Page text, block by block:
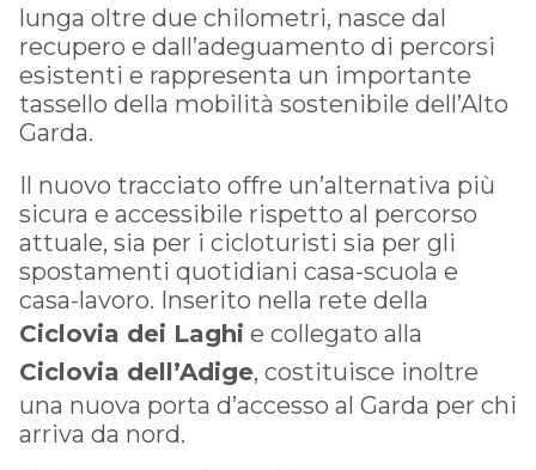
lunga oltre due chilometri, nasce dal
recupero e dall’adeguamento di percorsi
esistenti e rappresenta un importante
tassello della mobilità sostenibile dell’Alto
Garda.
Il nuovo tracciato offre un’alternativa più
sicura e accessibile rispetto al percorso
attuale, sia per i cicloturisti sia per gli
spostamenti quotidiani casa-scuola e
casa-lavoro. Inserito nella rete della
Ciclovia dei Laghi e collegato alla
Ciclovia dell’Adige, costituisce inoltre
una nuova porta d’accesso al Garda per chi
arriva da nord.